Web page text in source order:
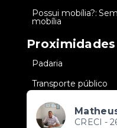
Possui mobília?: Sem
mobília
Proximidades
Padaria
Transporte público
CRECI -